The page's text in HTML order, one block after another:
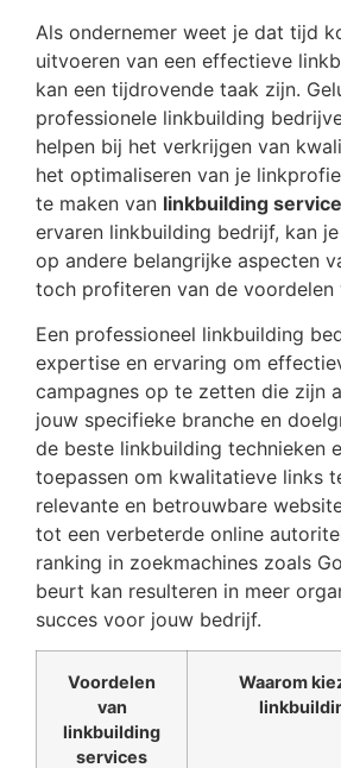
Als ondernemer weet je dat tijd
uitvoeren van een effectieve
kan een tijdrovende taak zijn.
professionele linkbuilding
helpen bij het verkrijgen van
het optimaliseren van je
te maken van linkbuilding
ervaren linkbuilding bedrijf, kan
op andere belangrijke aspecten
toch profiteren van de voordelen
Een professioneel linkbuilding
expertise en ervaring om
campagnes op te zetten die zijn
jouw specifieke branche en
de beste linkbuilding technieken
toepassen om kwalitatieve links
relevante en betrouwbare
tot een verbeterde online
ranking in zoekmachines zoals
beurt kan resulteren in meer
succes voor jouw bedrijf.
Voordelen
van
linkbuilding
services
Waarom